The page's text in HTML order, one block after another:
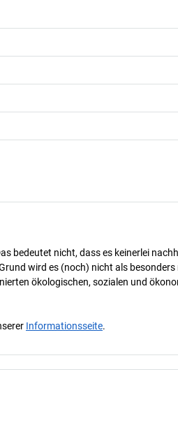
bedeutet nicht, dass es keinerlei
wird es (noch) nicht als
ökologischen, sozialen und
Informationsseite.